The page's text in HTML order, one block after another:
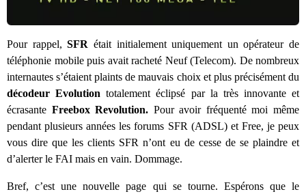
Pour rappel,SFR était initialement uniquement un opérateur de
téléphonie mobile puis avait racheté Neuf (Telecom). De nombreux
internautes s’étaient plaints de mauvais choix et plus précisément du
décodeur Evolution totalement éclipsé par la très innovante et
écrasante Freebox Revolution. Pour avoir fréquenté moi même
pendant plusieurs années les forums SFR (ADSL) et Free, je peux
vous dire que les clients SFR n’ont eu de cesse de se plaindre et
d’alerter le FAI mais en vain. Dommage.
Bref, c’est une nouvelle page qui se tourne. Espérons que le